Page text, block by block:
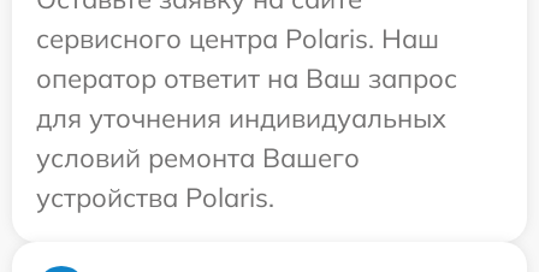
сервисного центра Polaris. Наш
оператор ответит на Ваш запрос
для уточнения индивидуальных
условий ремонта Вашего
устройства Polaris.